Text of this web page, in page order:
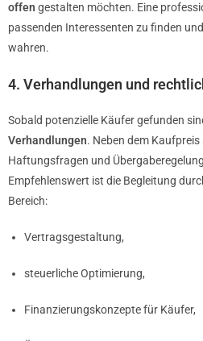
offen gestalten möchten. Eine
passenden Interessenten zu finden
wahren.
4. Verhandlungen und
Sobald potenzielle Käufer gefunden
Verhandlungen. Neben dem
Haftungsfragen und
Empfehlenswert ist die Begleitung
Bereich:
Vertragsgestaltung,
steuerliche Optimierung,
Finanzierungskonzepte für Käufer,